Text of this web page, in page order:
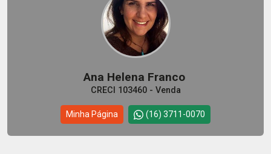
Ana Helena Franco
CRECI 103460 - Venda
Minha Página (16) 3711-0070